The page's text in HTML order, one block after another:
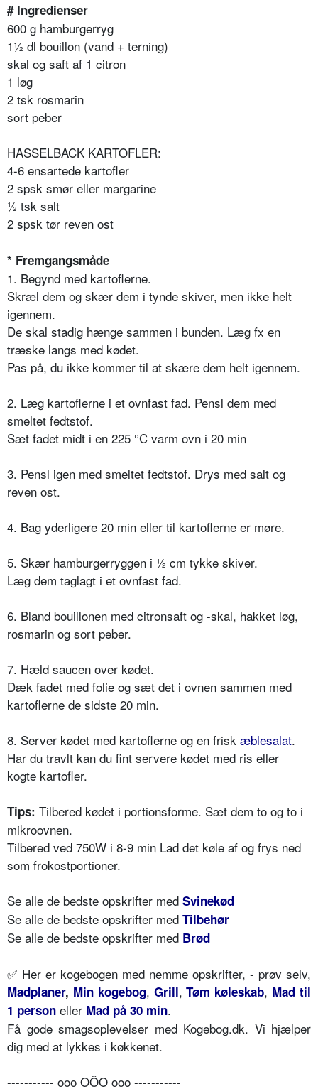
# Ingredienser
600 g hamburgerryg
1½ dl bouillon (vand + terning)
skal og saft af 1 citron
1 løg
2 tsk rosmarin
sort peber
HASSELBACK KARTOFLER:
4-6 ensartede kartofler
2 spsk smør eller margarine
½ tsk salt
2 spsk tør reven ost
* Fremgangsmåde
1. Begynd med kartoflerne.
Skræl dem og skær dem i tynde skiver, men ikke helt
igennem.
De skal stadig hænge sammen i bunden. Læg fx en
træske langs med kødet.
Pas på, du ikke kommer til at skære dem helt igennem.
2. Læg kartoflerne i et ovnfast fad. Pensl dem med
smeltet fedtstof.
Sæt fadet midt i en 225 °C varm ovn i 20 min
3. Pensl igen med smeltet fedtstof. Drys med salt og
reven ost.
4. Bag yderligere 20 min eller til kartoflerne er møre.
5. Skær hamburgerryggen i ½ cm tykke skiver.
Læg dem taglagt i et ovnfast fad.
6. Bland bouillonen med citronsaft og -skal, hakket løg,
rosmarin og sort peber.
7. Hæld saucen over kødet.
Dæk fadet med folie og sæt det i ovnen sammen med
kartoflerne de sidste 20 min.
8. Server kødet med kartoflerne og en frisk æblesalat.
Har du travlt kan du fint servere kødet med ris eller
kogte kartofler.
Tips: Tilbered kødet i portionsforme. Sæt dem to og to i
mikroovnen.
Tilbered ved 750W i 8-9 min Lad det køle af og frys ned
som frokostportioner.
Se alle de bedste opskrifter med Svinekød
Se alle de bedste opskrifter med Tilbehør
Se alle de bedste opskrifter med Brød
✅ Her er kogebogen med nemme opskrifter, - prøv selv,
Madplaner, Min kogebog, Grill,Tøm køleskab, Mad til
1 person eller Mad på 30 min.
Få gode smagsoplevelser med Kogebog.dk. Vi hjælper
dig med at lykkes i køkkenet.
----------- ooo OÔO ooo -----------